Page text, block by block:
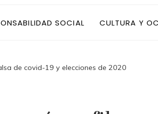
SOCIAL CULTURA Y
de covid-19 y elecciones de 2020